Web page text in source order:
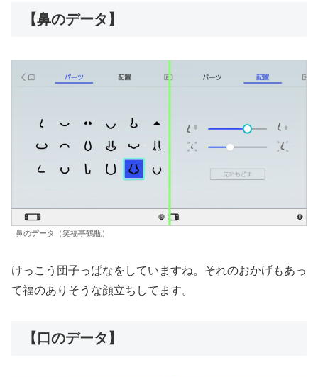
【鼻のデータ】
鼻のデータ（笑福亭鶴瓶）
けっこう団子っぱなをしていますね。それのおかげもあっ
て福のありそうな顔立ちしてます。
【口のデータ】